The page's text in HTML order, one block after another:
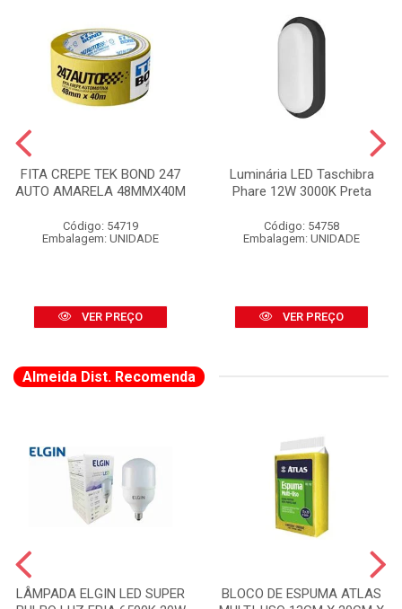
FITA CREPE TEK BOND 247
AUTO AMARELA 48MMX40M
Código: 54719
Embalagem: UNIDADE
VER PREÇO
Luminária LED Taschibra
Phare 12W 3000K Preta
Código: 54758
Embalagem: UNIDADE
VER PREÇO
Almeida Dist. Recomenda
LÂMPADA ELGIN LED SUPER
BLOCO DE ESPUMA ATLAS